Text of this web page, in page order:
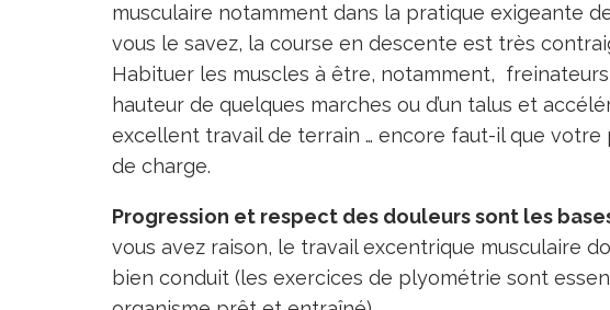
musculaire notamment dans la pratique exigeante
vous le savez, la course en descente est très
Habituer les muscles à être, notamment,
hauteur de quelques marches ou d’un talus et
excellent travail de terrain … encore faut-il que
de charge.
Progression et respect des douleurs sont les
vous avez raison, le travail excentrique musculaire
bien conduit (les exercices de plyométrie sont